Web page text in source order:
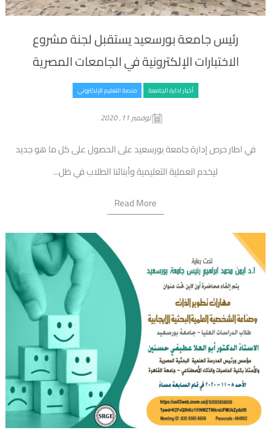
رئيس جامعة بورسعيد يستقبل لجنة مشروع
الاختبارات الإلكترونية في الجامعات المصرية
أخبار ادارة الجامعة منصة التعليم الإلكتروني
نوفمبر 11, 2020
في اطار حرص إدارة جامعة بورسعيد على الحصول على كل ما هو جديد
ليخدم العملية التعليمية وأبنائنا الطلاب في ظل...
Read More